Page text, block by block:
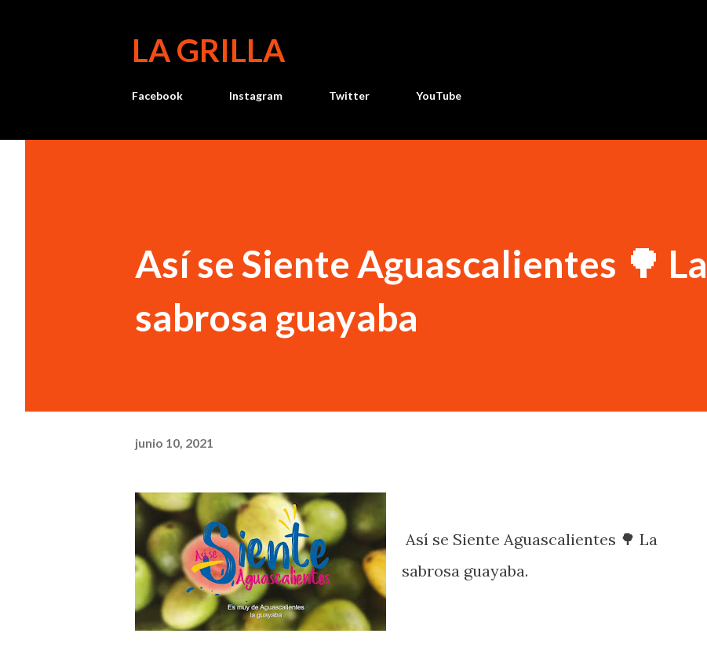
LA GRILLA
Facebook Instagram Twitter YouTube
Así se Siente Aguascalientes 🌳 La
sabrosa guayaba
junio 10, 2021
Así se Siente Aguascalientes 🌳 La
sabrosa guayaba.